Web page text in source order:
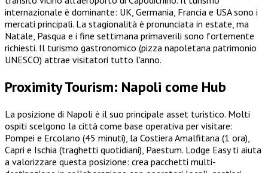
internazionale è dominante: UK, Germania, Francia e USA sono i
mercati principali. La stagionalità è pronunciata in estate, ma
Natale, Pasqua e i fine settimana primaverili sono fortemente
richiesti. Il turismo gastronomico (pizza napoletana patrimonio
UNESCO) attrae visitatori tutto l'anno.
Proximity Tourism: Napoli come Hub
La posizione di Napoli è il suo principale asset turistico. Molti
ospiti scelgono la città come base operativa per visitare:
Pompei e Ercolano (45 minuti), la Costiera Amalfitana (1 ora),
Capri e Ischia (traghetti quotidiani), Paestum. Lodge Easy ti aiuta
a valorizzare questa posizione: crea pacchetti multi-